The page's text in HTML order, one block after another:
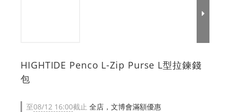
HIGHTIDE Penco L-Zip Purse L型拉鍊錢
包
至08/12 16:00截止 全店，文博會滿額優惠